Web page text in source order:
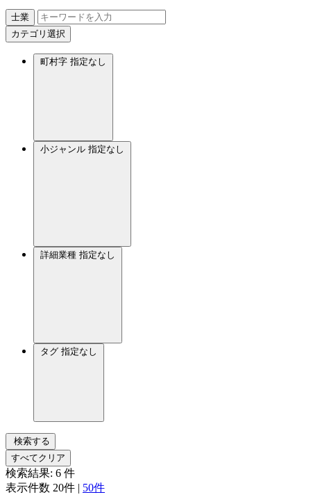
士業
カテゴリ選択
町村字 指定なし
小ジャンル 指定なし
詳細業種 指定なし
タグ 指定なし
検索する
すべてクリア
検索結果: 6 件
表示件数 20件 | 50件